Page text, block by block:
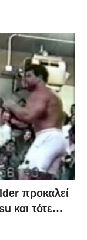
προκαλεί
και τότε…